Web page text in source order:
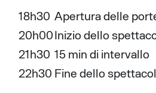
18h30 Apertura delle
20h00Inizio dello
21h30 15 min di intervallo
22h30 Fine dello